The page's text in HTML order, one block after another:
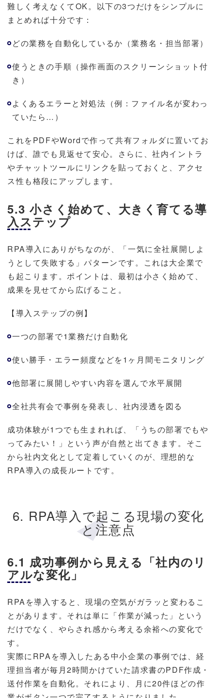
難しく考えなくてOK。以下の3つだけをシンプルに
まとめれば十分です：
どの業務を自動化しているか（業務名・担当部署）
使うときの手順（操作画面のスクリーンショット付
き）
よくあるエラーと対処法（例：ファイル名が変わっ
ていたら…）
これをPDFやWordで作って共有フォルダに置いてお
けば、誰でも見返せて安心。さらに、社内イントラ
やチャットツールにリンクを貼っておくと、アクセ
ス性も格段にアップします。
5.3 小さく始めて、大きく育てる導
入ステップ
RPA導入にありがちなのが、「一気に全社展開しよ
うとして失敗する」パターンです。これは大企業で
も起こります。ポイントは、最初は小さく始めて、
成果を見せてから広げること。
【導入ステップの例】
一つの部署で1業務だけ自動化
使い勝手・エラー頻度などを1ヶ月間モニタリング
他部署に展開しやすい内容を選んで水平展開
全社共有会で事例を発表し、社内浸透を図る
成功体験が1つでも生まれれば、「うちの部署でもや
ってみたい！」という声が自然と出てきます。そこ
から社内文化として定着していくのが、理想的な
RPA導入の成長ルートです。
6. RPA導入で起こる現場の変化
と注意点
6.1 成功事例から見える「社内のリ
アルな変化」
RPAを導入すると、現場の空気がガラッと変わるこ
とがあります。それは単に「作業が減った」という
だけでなく、やらされ感から考える余裕への変化で
す。
実際にRPAを導入したある中小企業の事例では、経
理担当者が毎月2時間かけていた請求書のPDF作成・
送付作業を自動化。それにより、月に20件ほどの作